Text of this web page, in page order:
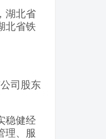
湖北省
北省铁
司股东
稳健经
理、服